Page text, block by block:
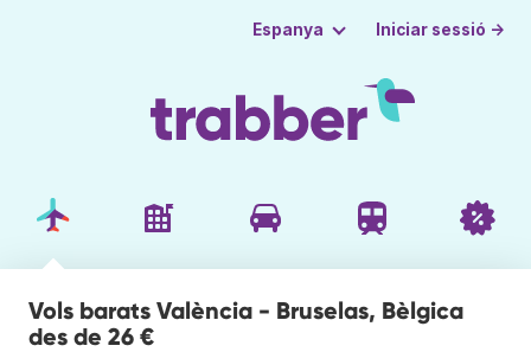
Espanya Iniciar sessió →
Vols barats València - Bruselas, Bèlgica
des de 26 €